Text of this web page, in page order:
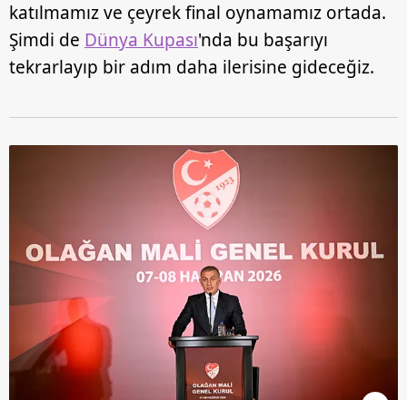
katılmamız ve çeyrek final oynamamız ortada.
Şimdi de Dünya Kupası'nda bu başarıyı
tekrarlayıp bir adım daha ilerisine gideceğiz.